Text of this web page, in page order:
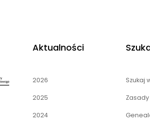
Aktualności
2026
2025
2024
Szukaj